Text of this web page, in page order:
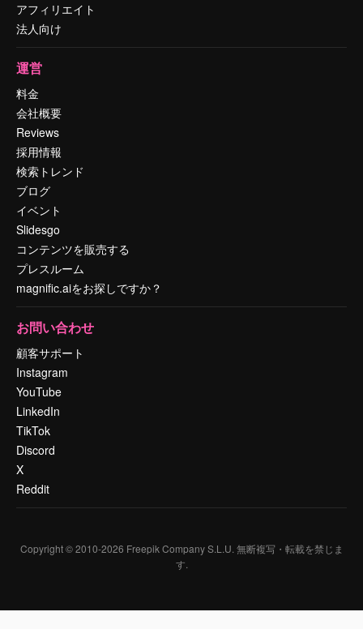
アフィリエイト
法人向け
運営
料金
会社概要
Reviews
採用情報
検索トレンド
ブログ
イベント
Slidesgo
コンテンツを販売する
プレスルーム
magnific.aiをお探しですか？
お問い合わせ
顧客サポート
Instagram
YouTube
LinkedIn
TikTok
Discord
X
Reddit
Copyright © 2010-2026 Freepik Company S.L.U. 無断複写・転載を禁じま
す.